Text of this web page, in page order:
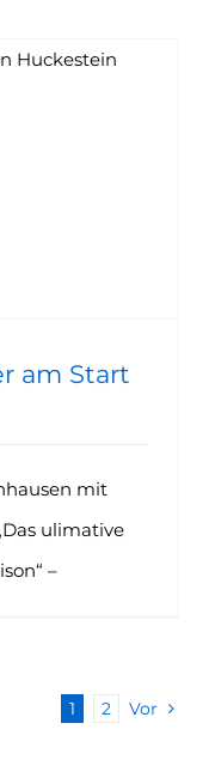
am Start
mit
ulimative
–
1 2 Vor